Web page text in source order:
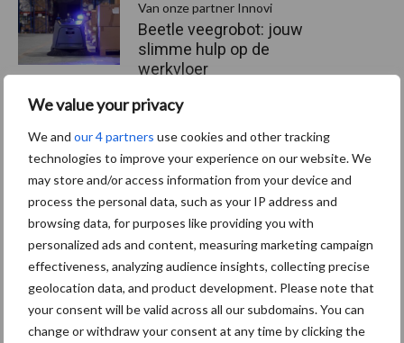
We value your privacy
We and our 4 partners use cookies and other tracking
technologies to improve your experience on our website. We
may store and/or access information from your device and
process the personal data, such as your IP address and
browsing data, for purposes like providing you with
personalized ads and content, measuring marketing campaign
effectiveness, analyzing audience insights, collecting precise
geolocation data, and product development. Please note that
your consent will be valid across all our subdomains. You can
change or withdraw your consent at any time by clicking the
Van onze partner Innovi
Beetle veegrobot: jouw
slimme hulp op de
werkvloer
Van onze partner The Legal
Company
Bescherming van
persoonsgegevens: grip op
de risico’s
Hervorming flexibele
arbeidscontracten kent
mitsen en maren